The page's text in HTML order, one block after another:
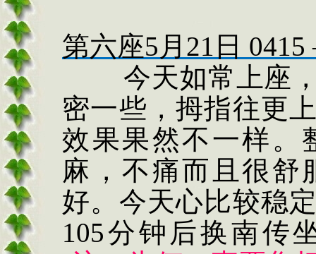
第六座5 月 21 日 0415
今天如常上座
密一些，拇指往更
效果果然不一样。
麻，不痛而且很舒
好。今天心比较稳
105分钟后换南传